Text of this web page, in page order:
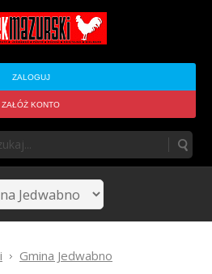
ZALOGUJ
ZAŁÓŻ KONTO
Gmina Jedwabno